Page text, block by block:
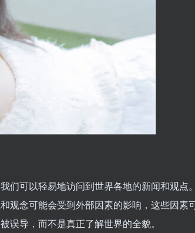
们可以轻易地访问到世界各地的新闻和观点
观念可能会受到外部因素的影响，这些因素
误导，而不是真正了解世界的全貌。